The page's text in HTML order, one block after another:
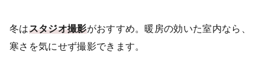
冬はスタジオ撮影がおすすめ。暖房の効いた室内なら、
寒さを気にせず撮影できます。